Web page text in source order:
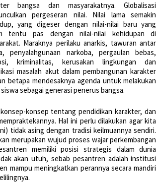
bangsa dan masyarakatnya. Globalisasi
pergeseran nilai. Nilai lama semakin
yang digeser dengan nilai-nilai baru yang
tentu pas dengan nilai-nilai kehidupan di
Maraknya perilaku anarkis, tawuran antar
penyalahgunaan narkoba, pergaulan bebas,
kriminalitas, kerusakan lingkungan dan
masalah akut dalam pembangunan karakter
betapa mendesaknya agenda untuk melakukan
sebagai generasi penerus bangsa.
konsep tentang pendidikan karakter, dan
Hal ini perlu dilakukan agar kita
tidak asing dengan tradisi keilmuannya sendiri.
merupakan wujud proses wajar perkembangan
memiliki posisi strategis dalam dunia
akan utuh, sebab pesantren adalah institusi
mampu meningkatkan perannya secara mandiri